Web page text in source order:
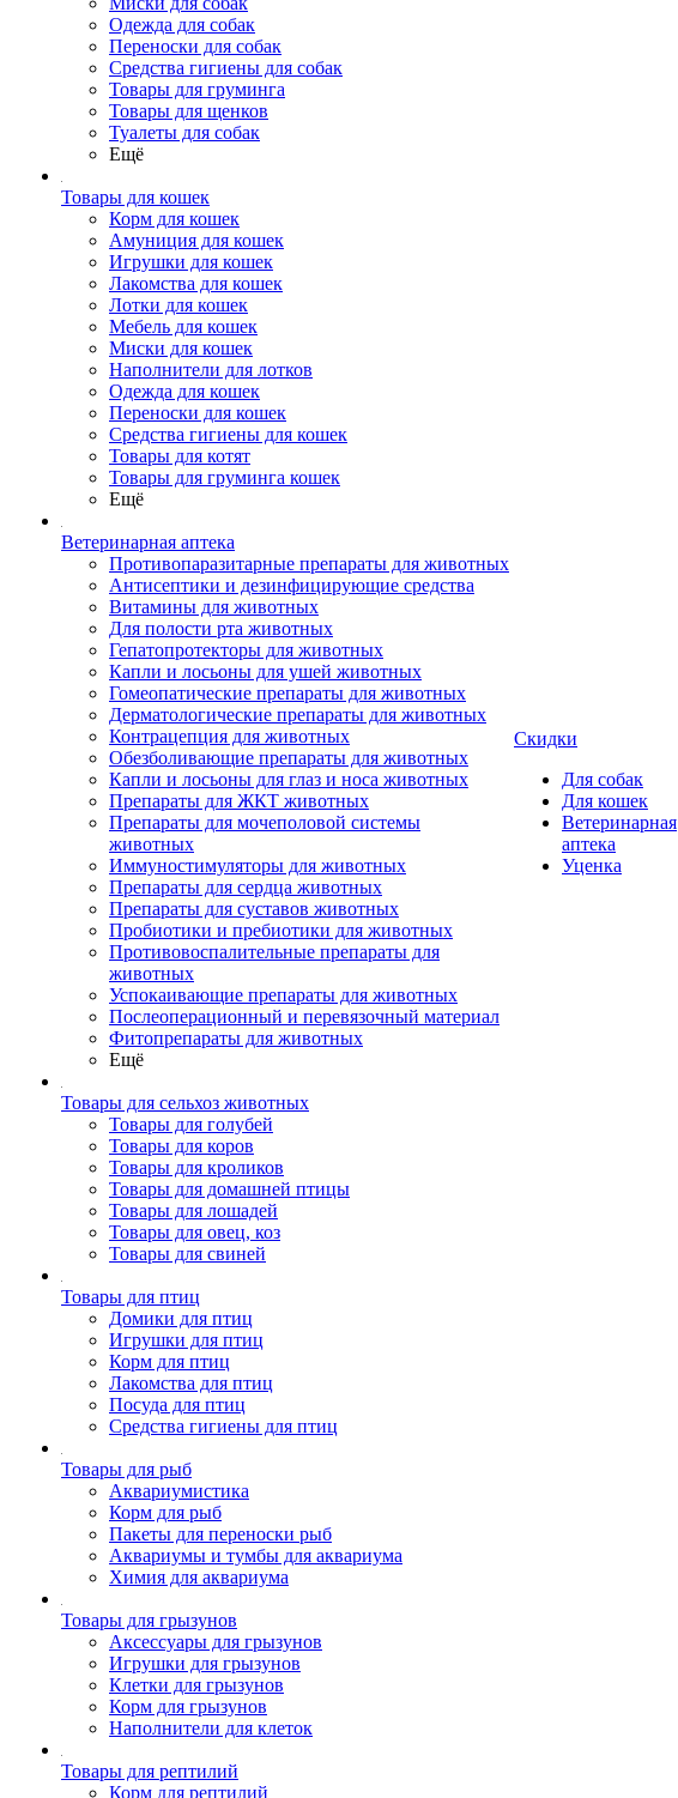
Одежда для собак
Переноски для собак
Средства гигиены для собак
Товары для груминга
Товары для щенков
Туалеты для собак
Ещё
Товары для кошек
Корм для кошек
Амуниция для кошек
Игрушки для кошек
Лакомства для кошек
Лотки для кошек
Мебель для кошек
Миски для кошек
Наполнители для лотков
Одежда для кошек
Переноски для кошек
Средства гигиены для кошек
Товары для котят
Товары для груминга кошек
Ещё
Ветеринарная аптека
Противопаразитарные препараты для животных
Антисептики и дезинфицирующие средства
Витамины для животных
Для полости рта животных
Гепатопротекторы для животных
Капли и лосьоны для ушей животных
Гомеопатические препараты для животных
Дерматологические препараты для животных
Контрацепция для животных
Обезболивающие препараты для животных
Капли и лосьоны для глаз и носа животных
Препараты для ЖКТ животных
Препараты для мочеполовой системы
животных
Иммуностимуляторы для животных
Препараты для сердца животных
Препараты для суставов животных
Пробиотики и пребиотики для животных
Противовоспалительные препараты для
животных
Успокаивающие препараты для животных
Послеоперационный и перевязочный материал
Фитопрепараты для животных
Ещё
Товары для сельхоз животных
Товары для голубей
Товары для коров
Товары для кроликов
Товары для домашней птицы
Товары для лошадей
Товары для овец, коз
Товары для свиней
Товары для птиц
Домики для птиц
Игрушки для птиц
Корм для птиц
Лакомства для птиц
Посуда для птиц
Средства гигиены для птиц
Товары для рыб
Аквариумистика
Корм для рыб
Пакеты для переноски рыб
Аквариумы и тумбы для аквариума
Химия для аквариума
Товары для грызунов
Аксессуары для грызунов
Игрушки для грызунов
Клетки для грызунов
Корм для грызунов
Наполнители для клеток
Товары для рептилий
Корм для рептилий
Скидки
Для собак
Для кошек
Ветеринарная
аптека
Уценка